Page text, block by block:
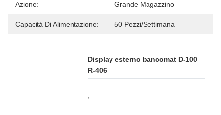
Azione: Grande Magazzino
Capacità Di Alimentazione: 50 Pezzi/settimana
Display esterno bancomat D-100
R-406
,